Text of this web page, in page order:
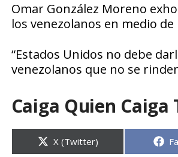
Omar González Moreno
los venezolanos en medio
“Estados Unidos no debe
venezolanos que no se
Caiga Quien Caiga
Compartir
en
X (Twitter)